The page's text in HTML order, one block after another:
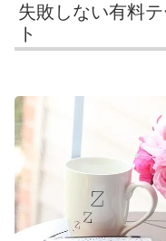
失敗しない有料
ト